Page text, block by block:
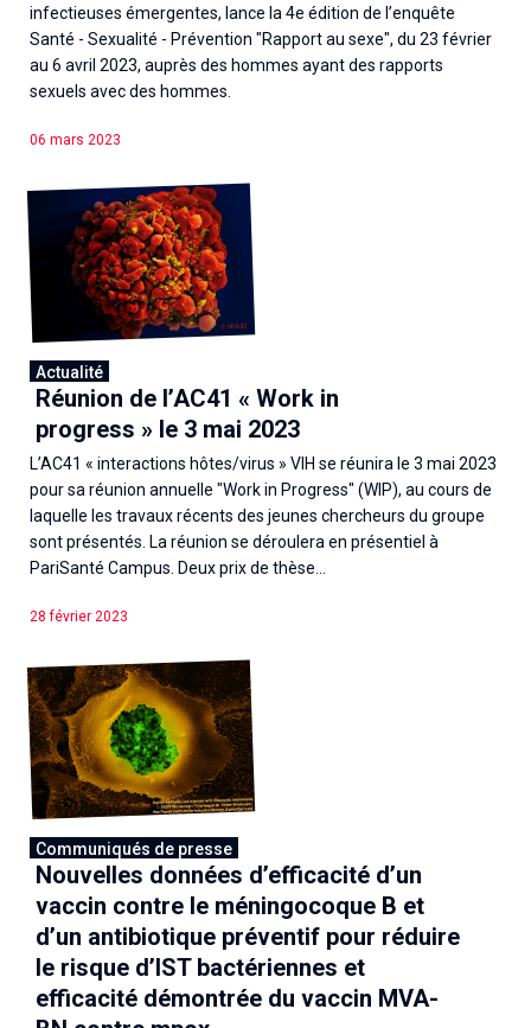
infectieuses émergentes, lance la 4e édition de l’enquête
Santé - Sexualité - Prévention "Rapport au sexe", du 23 février
au 6 avril 2023, auprès des hommes ayant des rapports
sexuels avec des hommes.
06 mars 2023
Actualité
Réunion de l’AC41 « Work in
progress » le 3 mai 2023
L’AC41 « interactions hôtes/virus » VIH se réunira le 3 mai 2023
pour sa réunion annuelle "Work in Progress" (WIP), au cours de
laquelle les travaux récents des jeunes chercheurs du groupe
sont présentés. La réunion se déroulera en présentiel à
PariSanté Campus. Deux prix de thèse...
28 février 2023
Communiqués de presse
Nouvelles données d’efficacité d’un
vaccin contre le méningocoque B et
d’un antibiotique préventif pour réduire
le risque d’IST bactériennes et
efficacité démontrée du vaccin MVA-